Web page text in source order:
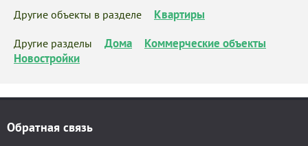
Другие объекты в разделе Квартиры
Другие разделы Дома
Коммерческие объекты
Новостройки
Обратная связь